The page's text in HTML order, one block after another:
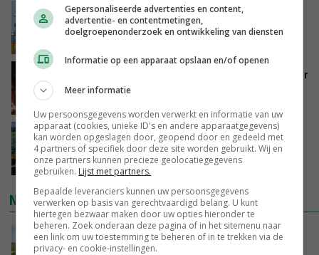
Internationale vraag naar geitenzuivel blijft
groot: Nederland in Europese top
Vlaamse varkensstapel krimpt, pluimveesector
groeit door schaalvergroting
‘Cijfer jezelf niet weg en doe vooral ook waar
je gelukkig van wordt’
VANDAAG, 13:31
NIEUWSTE VIDEO'S
POAH!: John Deere 7730
Gepersonaliseerde advertenties en content,
advertentie- en contentmetingen,
doelgroepenonderzoek en ontwikkeling van diensten
Informatie op een apparaat opslaan en/of openen
Meer informatie
Uw persoonsgegevens worden verwerkt en informatie van uw
apparaat (cookies, unieke ID's en andere apparaatgegevens)
kan worden opgeslagen door, geopend door en gedeeld met
4 partners of specifiek door deze site worden gebruikt. Wij en
onze partners kunnen precieze geolocatiegegevens
gebruiken. Lijst met partners.
Bepaalde leveranciers kunnen uw persoonsgegevens
verwerken op basis van gerechtvaardigd belang. U kunt
hiertegen bezwaar maken door uw opties hieronder te
beheren. Zoek onderaan deze pagina of in het sitemenu naar
een link om uw toestemming te beheren of in te trekken via de
privacy- en cookie-instellingen.